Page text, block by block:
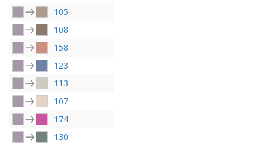
105
108
158
123
113
107
174
130